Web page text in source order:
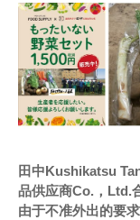
书签
田中Kushikatsu
品供应商Co.，Ltd.
由于不准外出的要